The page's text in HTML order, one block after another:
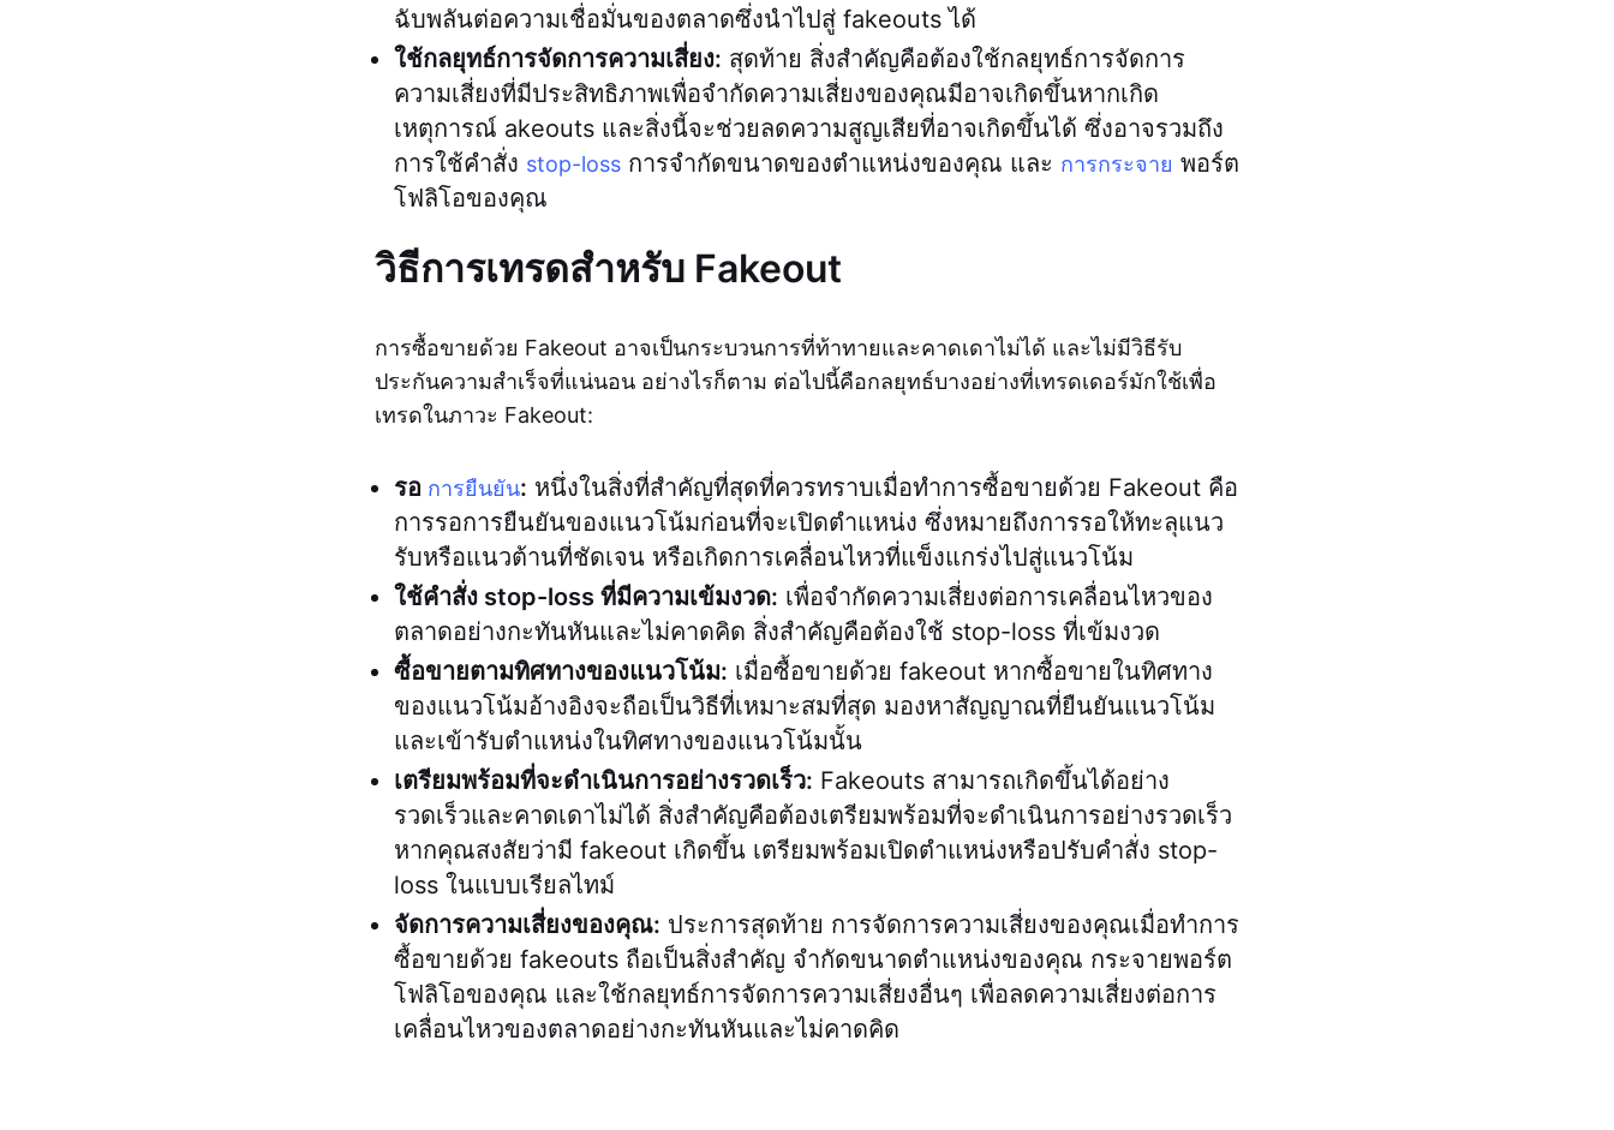
ฉับพลันต่อความเชื่อมั่นของตลาดซึ่งนำไปสู่ fakeouts ได้
ใช้กลยุทธ์การจัดการความเสี่ยง: สุดท้าย สิ่งสำคัญคือต้องใช้กลยุทธ์การจัดการ
ความเสี่ยงที่มีประสิทธิภาพเพื่อจำกัดความเสี่ยงของคุณมีอาจเกิดขึ้นหากเกิด
เหตุการณ์ akeouts และสิ่งนี้จะช่วยลดความสูญเสียที่อาจเกิดขึ้นได้ ซึ่งอาจรวมถึง
การใช้คำสั่ง stop-loss การจำกัดขนาดของตำแหน่งของคุณ และ การกระจาย พอร์ต
โฟลิโอของคุณ
วิธีการเทรดสำหรับ Fakeout
การซื้อขายด้วย Fakeout อาจเป็นกระบวนการที่ท้าทายและคาดเดาไม่ได้ และไม่มีวิธีรับ
ประกันความสำเร็จที่แน่นอน อย่างไรก็ตาม ต่อไปนี้คือกลยุทธ์บางอย่างที่เทรดเดอร์มักใช้เพื่อ
เทรดในภาวะ Fakeout:
รอ การยืนยัน: หนึ่งในสิ่งที่สำคัญที่สุดที่ควรทราบเมื่อทำการซื้อขายด้วย Fakeout คือ
การรอการยืนยันของแนวโน้มก่อนที่จะเปิดตำแหน่ง ซึ่งหมายถึงการรอให้ทะลุแนว
รับหรือแนวต้านที่ชัดเจน หรือเกิดการเคลื่อนไหวที่แข็งแกร่งไปสู่แนวโน้ม
ใช้คำสั่ง stop-loss ที่มีความเข้มงวด: เพื่อจำกัดความเสี่ยงต่อการเคลื่อนไหวของ
ตลาดอย่างกะทันหันและไม่คาดคิด สิ่งสำคัญคือต้องใช้ stop-loss ที่เข้มงวด
ซื้อขายตามทิศทางของแนวโน้ม: เมื่อซื้อขายด้วย fakeout หากซื้อขายในทิศทาง
ของแนวโน้มอ้างอิงจะถือเป็นวิธีที่เหมาะสมที่สุด มองหาสัญญาณที่ยืนยันแนวโน้ม
และเข้ารับตำแหน่งในทิศทางของแนวโน้มนั้น
เตรียมพร้อมที่จะดำเนินการอย่างรวดเร็ว: Fakeouts สามารถเกิดขึ้นได้อย่าง
รวดเร็วและคาดเดาไม่ได้ สิ่งสำคัญคือต้องเตรียมพร้อมที่จะดำเนินการอย่างรวดเร็ว
หากคุณสงสัยว่ามี fakeout เกิดขึ้น เตรียมพร้อมเปิดตำแหน่งหรือปรับคำสั่ง stop-
loss ในแบบเรียลไทม์
จัดการความเสี่ยงของคุณ: ประการสุดท้าย การจัดการความเสี่ยงของคุณเมื่อทำการ
ซื้อขายด้วย fakeouts ถือเป็นสิ่งสำคัญ จำกัดขนาดตำแหน่งของคุณ กระจายพอร์ต
โฟลิโอของคุณ และใช้กลยุทธ์การจัดการความเสี่ยงอื่นๆ เพื่อลดความเสี่ยงต่อการ
เคลื่อนไหวของตลาดอย่างกะทันหันและไม่คาดคิด